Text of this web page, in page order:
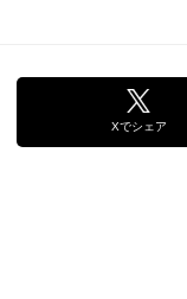
Xでシェア